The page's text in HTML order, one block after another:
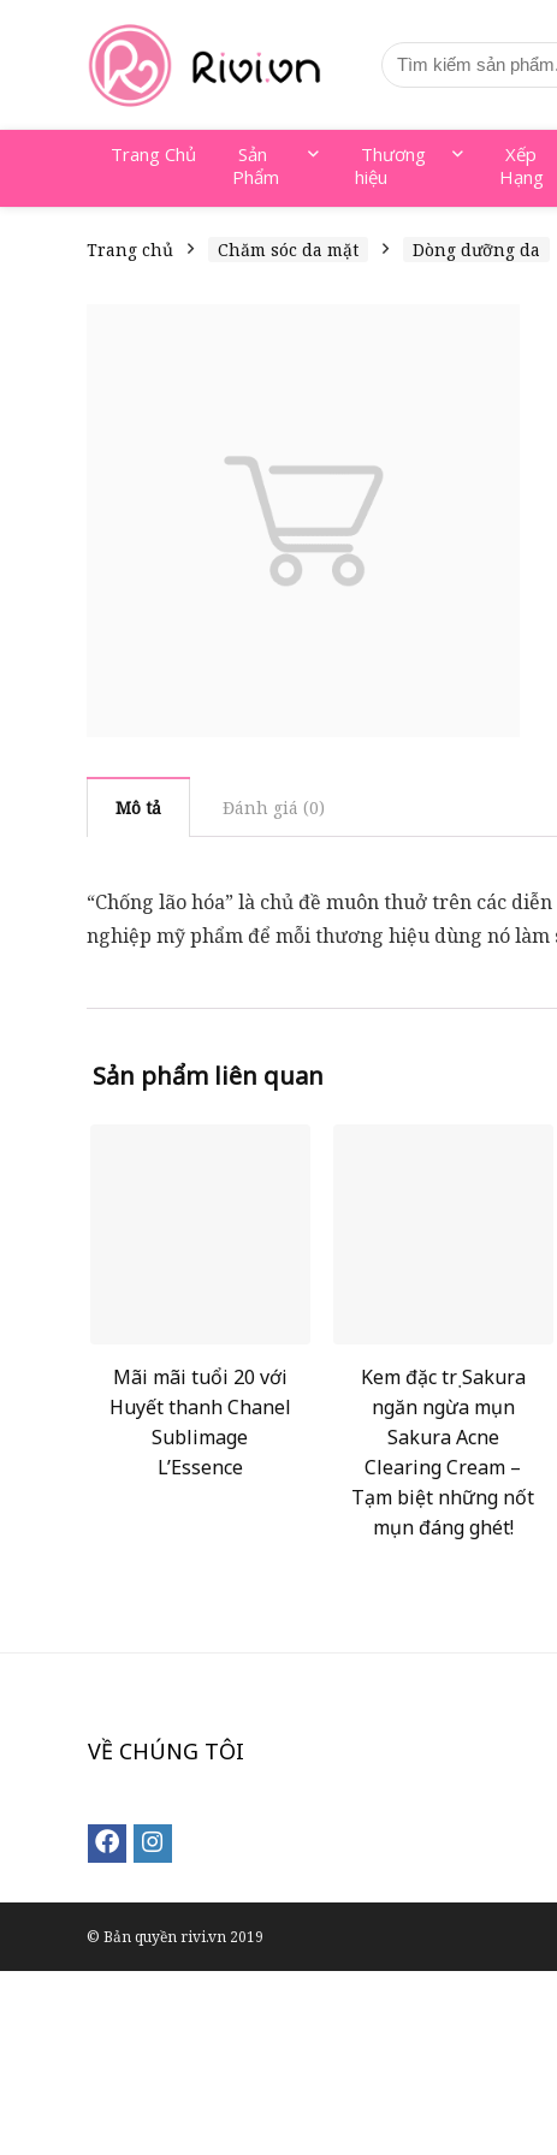
Trang Chủ
Sản
Phẩm
Thương
hiệu
Xếp
Hạng
Trang chủ Chăm sóc da mặt Dòng dưỡng da
Mô tả Đánh giá (0)
“Chống lão hóa” là chủ đề muôn thuở trên các
nghiệp mỹ phẩm để mỗi thương hiệu dùng nó
Sản phẩm liên quan
Mãi mãi tuổi 20 với
Huyết thanh Chanel
Sublimage
L’Essence
Kem đặc trị Sakura
ngăn ngừa mụn
Sakura Acne
Clearing Cream –
Tạm biệt những nốt
mụn đáng ghét!
VỀ CHÚNG TÔI
© Bản quyền rivi.vn 2019